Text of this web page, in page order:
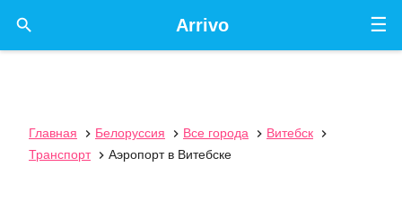
☰
Arrivo

Главная  Белоруссия  Все города  Витебск

Транспорт
 Аэропорт в Витебске